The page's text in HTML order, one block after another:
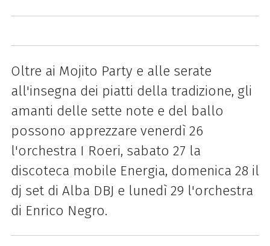
Oltre ai Mojito Party e alle serate
all'insegna dei piatti della tradizione, gli
amanti delle sette note e del ballo
possono apprezzare venerdì 26
l'orchestra I Roeri, sabato 27 la
discoteca mobile Energia, domenica 28 il
dj set di Alba DBJ e lunedì 29 l'orchestra
di Enrico Negro.